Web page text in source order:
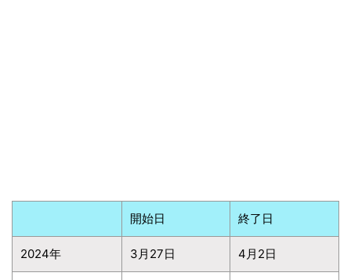
開始日 終了日
2024年 3月27日 4月2日